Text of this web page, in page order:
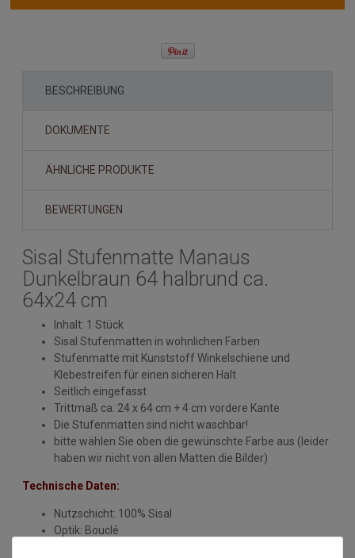
BESCHREIBUNG
DOKUMENTE
ÄHNLICHE PRODUKTE
BEWERTUNGEN
Sisal Stufenmatte Manaus
Dunkelbraun 64 halbrund ca.
64x24 cm
Inhalt: 1 Stück
Sisal Stufenmatten in wohnlichen Farben
Stufenmatte mit Kunststoff Winkelschiene und
Klebestreifen für einen sicheren Halt
Seitlich eingefasst
Trittmaß ca. 24 x 64 cm + 4 cm vordere Kante
Die Stufenmatten sind nicht waschbar!
bitte wählen Sie oben die gewünschte Farbe aus (leider
haben wir nicht von allen Matten die Bilder)
Technische Daten:
Nutzschicht: 100% Sisal
Optik: Bouclé